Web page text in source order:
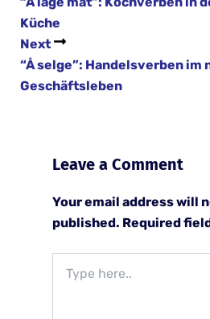
Küche
Next
“Å selge”: Handelsverben im
Geschäftsleben
Leave a Comment
Your email address will
published. Required
here..